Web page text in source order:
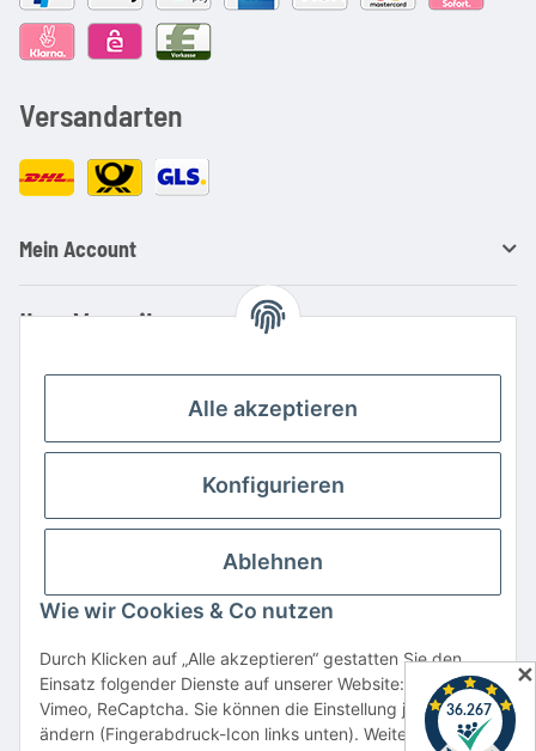
Versandarten
Mein Account
Ihre Vorteile
Kauf auf Rechnung
Große Auswahl an Netzteilen und Ladegeräten
Schnelle Lieferung
Hohe Lagerverfügbarkeit
Vertrag widerrufen
* Alle Preise inkl. gesetzlicher USt., zzgl.Versand
Alle verwendeten Markennamen u. Bezeichnungen sind eingetragene Warenzeichen
Alle akzeptieren
Konfigurieren
Ablehnen
Wie wir Cookies & Co nutzen
Durch Klicken auf „Alle akzeptieren“ gestatten Sie den
Einsatz folgender Dienste auf unserer Website: YouTube,
Vimeo, ReCaptcha. Sie können die Einstellung jederzeit
ändern (Fingerabdruck-Icon links unten). Weitere Details
✕